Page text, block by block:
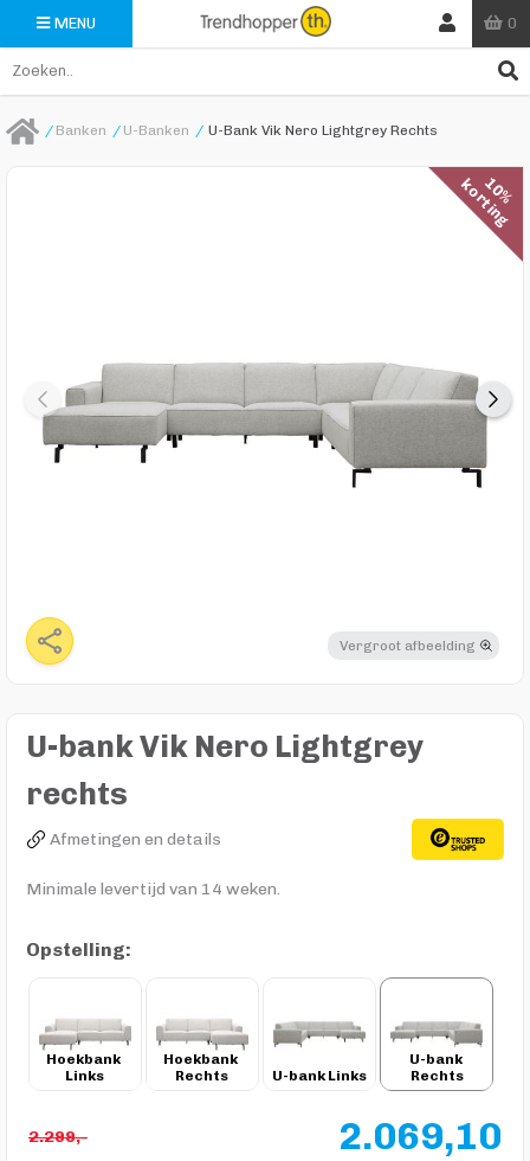
MENU 0
/ Banken / U-Banken / U-Bank Vik Nero Lightgrey Rechts
1
0
%
k
o
r
t
i
n
g
Vergroot afbeelding
U-bank Vik Nero Lightgrey
rechts
Afmetingen en details
Minimale levertijd van 14 weken.
Opstelling:
Hoekbank
Links
Hoekbank
Rechts
U-bank Links
U-bank
Rechts
2.069,10
2.299,-